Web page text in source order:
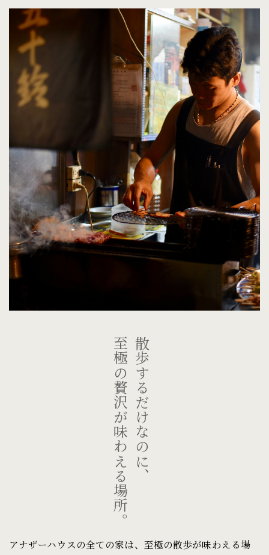
散歩するだけなのに、
至極の贅沢が味わえる場所。
アナザーハウスの全ての家は、至極の散歩が味わえる場